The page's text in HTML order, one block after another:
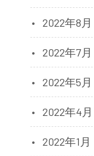
2022年8月
2022年7月
2022年5月
2022年4月
2022年1月